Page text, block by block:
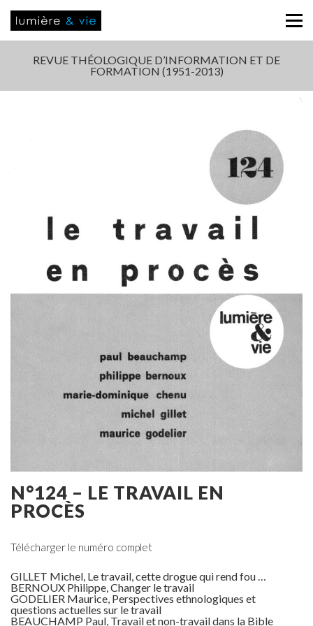
REVUE THÉOLOGIQUE D’INFORMATION ET DE
FORMATION (1951-2013)
N°124 – LE TRAVAIL EN
PROCÈS
Télécharger le numéro complet
GILLET Michel, Le travail, cette drogue qui rend fou …
BERNOUX Philippe, Changer le travail
GODELIER Maurice, Perspectives ethnologiques et
questions actuelles sur le travail
BEAUCHAMP Paul, Travail et non-travail dans la Bible